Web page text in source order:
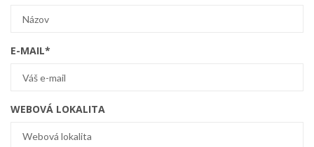
E-MAIL*
WEBOVÁ LOKALITA